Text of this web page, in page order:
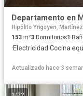
Departamento en
Hipólito Yrigoyen, Martínez
153 m²3 Dormitorios1
·Electricidad·Cocina
Actualizado hace 3